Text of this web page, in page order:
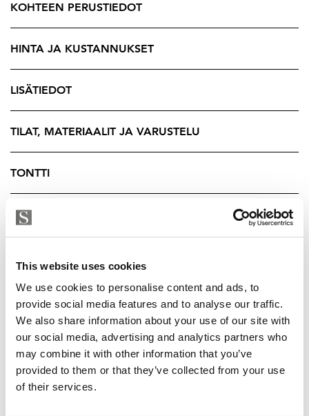
This website uses cookies
We use cookies to personalise content and ads, to
provide social media features and to analyse our traffic.
We also share information about your use of our site with
our social media, advertising and analytics partners who
may combine it with other information that you’ve
provided to them or that they’ve collected from your use
of their services.
tarpeen mukaan työtilaksi, vierashuoneeksi tai lasten
omaksi maailmaksi. Olohuone ja keittiö avautuvat
yhtenäiseksi, valoisaksi kokonaisuudeksi, jossa arjen ja
juhlan hetket nivoutuvat yhteen.
joka taipuu moneksi – kodin yhteiseksi leffahuoneeksi,
kuntosaliksi, musiikkihuoneeksi tai vaikka lasten
leikkiparatiisiksi. Kellarikerroksessa on lisäksi
kodihoitohuoen ja upeat sauantilat.
Arkea helpottaa ja asumiskokemusta kohottaa myös
autohallin erikoisuus – oma autonosturi, joka tuo
ripauksen luksusta ja tekee pysäköinnistä sujuvaa ja
Kohteeseen on liitetty 130 kWh sähkövarasto, jonka
voi halutessaan lunastaa.
Sähkövaraston isoja etuja on:
- kulutushuippujen tasaus
- varavoima sähkökatkojen varalle
KOHTEEN PERUSTIEDOT
HINTA JA KUSTANNUKSET
LISÄTIEDOT
TILAT, MATERIAALIT JA VARUSTELU
TONTTI
YRITYKSEN TIEDOT